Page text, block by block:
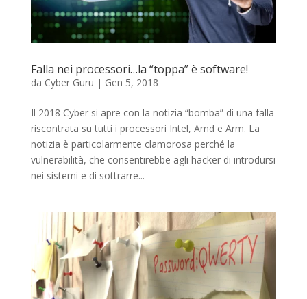
Falla nei processori…la “toppa” è software!
da Cyber Guru | Gen 5, 2018
Il 2018 Cyber si apre con la notizia “bomba” di una falla
riscontrata su tutti i processori Intel, Amd e Arm. La
notizia è particolarmente clamorosa perché la
vulnerabilità, che consentirebbe agli hacker di introdursi
nei sistemi e di sottrarre...